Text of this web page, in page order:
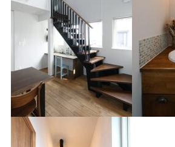
プライバシーポリシー サイトマップ
©speaks-test.